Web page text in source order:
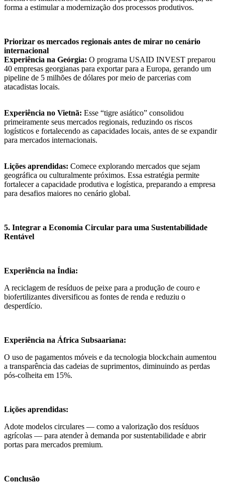
forma a estimular a modernização dos processos produtivos.
Priorizar os mercados regionais antes de mirar no cenário
internacional
Experiência na Geórgia: O programa USAID INVEST preparou
40 empresas georgianas para exportar para a Europa, gerando um
pipeline de 5 milhões de dólares por meio de parcerias com
atacadistas locais.
Experiência no Vietnã: Esse “tigre asiático” consolidou
primeiramente seus mercados regionais, reduzindo os riscos
logísticos e fortalecendo as capacidades locais, antes de se expandir
para mercados internacionais.
Lições aprendidas: Comece explorando mercados que sejam
geográfica ou culturalmente próximos. Essa estratégia permite
fortalecer a capacidade produtiva e logística, preparando a empresa
para desafios maiores no cenário global.
5. Integrar a Economia Circular para uma Sustentabilidade
Rentável
Experiência na Índia:
A reciclagem de resíduos de peixe para a produção de couro e
biofertilizantes diversificou as fontes de renda e reduziu o
desperdício.
Experiência na África Subsaariana:
O uso de pagamentos móveis e da tecnologia blockchain aumentou
a transparência das cadeias de suprimentos, diminuindo as perdas
pós-colheita em 15%.
Lições aprendidas:
Adote modelos circulares — como a valorização dos resíduos
agrícolas — para atender à demanda por sustentabilidade e abrir
portas para mercados premium.
Conclusão